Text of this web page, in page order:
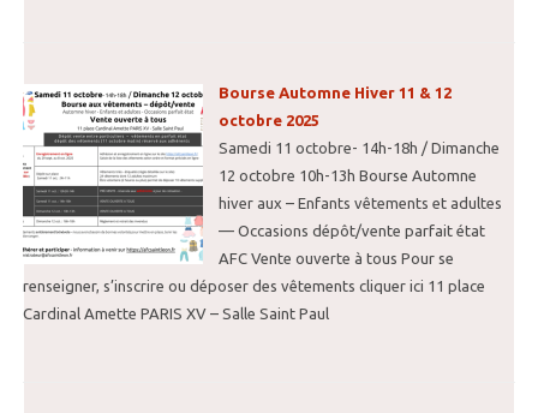
Bourse Automne Hiver 11 & 12
octobre 2025
Samedi 11 octobre- 14h-18h / Dimanche
12 octobre 10h-13h Bourse Automne
hiver aux – Enfants vêtements et adultes
— Occasions dépôt/vente parfait état
AFC Vente ouverte à tous Pour se
renseigner, s’inscrire ou déposer des vêtements cliquer ici 11 place
Cardinal Amette PARIS XV – Salle Saint Paul